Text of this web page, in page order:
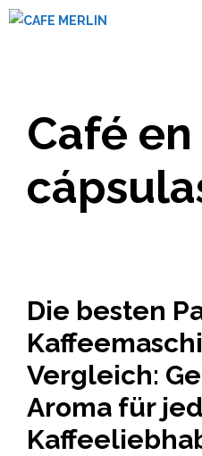
Zum
Café en
Die besten
Vergleich:
Aroma für